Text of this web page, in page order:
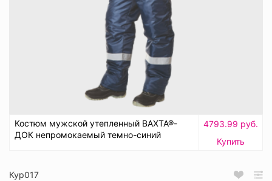
Костюм мужской утепленный ВАХТА®-
ДОК непромокаемый темно-синий
4793.99 руб.
Купить
Кур017